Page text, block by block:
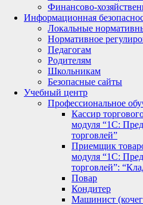
Финансово-
Информационная
Локальные
Нормативное
Педагогам
Родителям
Школьникам
Безопасные сайты
Учебный центр
Профессиональное
Кассир
модуля “1С:
торговлей”
Приемщик
модуля “1С:
торговлей”:
Повар
Кондитер
Машинист